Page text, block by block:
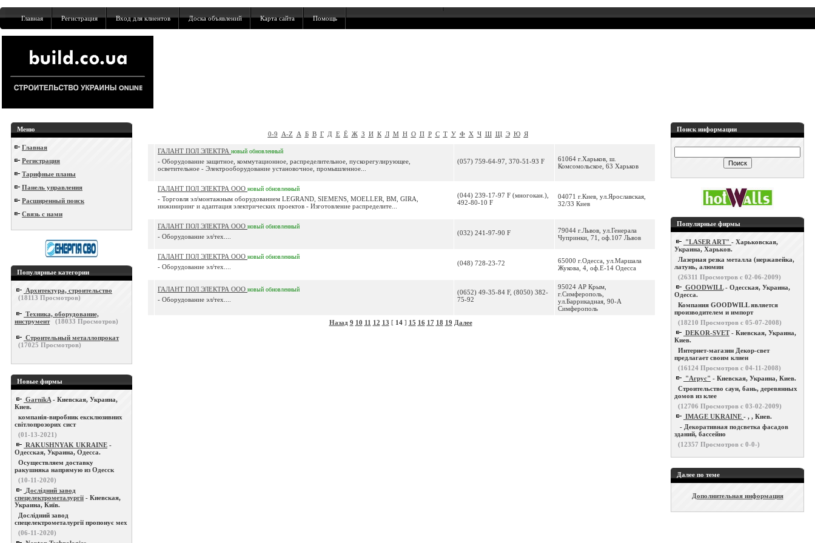
Главная Регистрация Вход для клиентов Доска объявлений Карта сайта Помощь
Меню
Главная
Регистрация
Тарифные планы
Панель управления
Расширенный поиск
Связь с нами
Популярные категории
Архитектура, строительство
(18113 Просмотров)
Техника, оборудование,
инструмент
(18033 Просмотров)
Строительный металлопрокат
(17025 Просмотров)
Новые фирмы
GarnikA - Киевская, Украина,
Киев.
компанія-виробник ексклюзивних
світлопрозорих сист
(01-13-2021)
RAKUSHNYAK UKRAINE -
Одесская, Украина, Одесса.
Осуществляем доставку
ракушняка напрямую из Одесск
(10-11-2020)
Дослідний завод
спецелектрометалургії - Киевская,
Украина, Київ.
Дослідний завод
спецелектрометалургії пропонує мех
(06-11-2020)
0-9 A-Z А Б В Г Д Е Ё Ж З И К Л М Н О П Р С Т У Ф Х Ч Ш Щ Э Ю Я
ГАЛАНТ ПОЛ ЭЛЕКТРА новый обновленный
- Оборудование защитное, коммутационное, распределительное, пускорегулирующее,
осветительное - Электрооборудование установочное, промышленное...
(057) 759-64-97, 370-51-93 F
61064 г.Харьков, ш.
Комсомольское, 63 Харьков
ГАЛАНТ ПОЛ ЭЛЕКТРА ООО новый обновленный
- Торговля эл/монтажным оборудованием LEGRAND, SIEMENS, MOELLER, BM, GIRA,
инжиниринг и адаптация электрических проектов - Изготовление распределите...
(044) 239-17-97 F (многокан.),
492-80-10 F
04071 г.Киев, ул.Ярославская,
32/33 Киев
ГАЛАНТ ПОЛ ЭЛЕКТРА ООО новый обновленный
- Оборудование эл/тех.... (032) 241-97-90 F
79044 г.Львов, ул.Генерала
Чупринки, 71, оф.107 Львов
ГАЛАНТ ПОЛ ЭЛЕКТРА ООО новый обновленный
- Оборудование эл/тех.... (048) 728-23-72
65000 г.Одесса, ул.Маршала
Жукова, 4, оф.Е-14 Одесса
ГАЛАНТ ПОЛ ЭЛЕКТРА ООО новый обновленный
- Оборудование эл/тех....
(0652) 49-35-84 F, (8050) 382-
75-92
95024 АР Крым,
г.Симферополь,
ул.Баррикадная, 90-А
Симферополь
Назад 9 10 11 12 13 [ 14] 15 16 17 18 19 Далее
Поиск информации
Популярные фирмы
"LASER ART" - Харьковская,
Украина, Харьков.
Лазерная резка металла (нержавейка,
латунь, алюмин
(26311 Просмотров с 02-06-2009)
GOODWILL- Одесская, Украина,
Одесса.
Компания GOODWILL является
производителем и импорт
(18210 Просмотров с 05-07-2008)
DEKOR-SVET- Киевская, Украина,
Киев.
Интернет-магазин Декор-свет
предлагает своим клиен
(16124 Просмотров с 04-11-2008)
"Агрус" - Киевская, Украина, Киев.
Строительство саун, бань, деревянных
домов из клее
(12706 Просмотров с 03-02-2009)
IMAGE UKRAINE - , , Киев.
- Декоративная подсветка фасадов
зданий, бассейно
(12357 Просмотров с 0-0-)
Далее по теме
Дополнительная информация